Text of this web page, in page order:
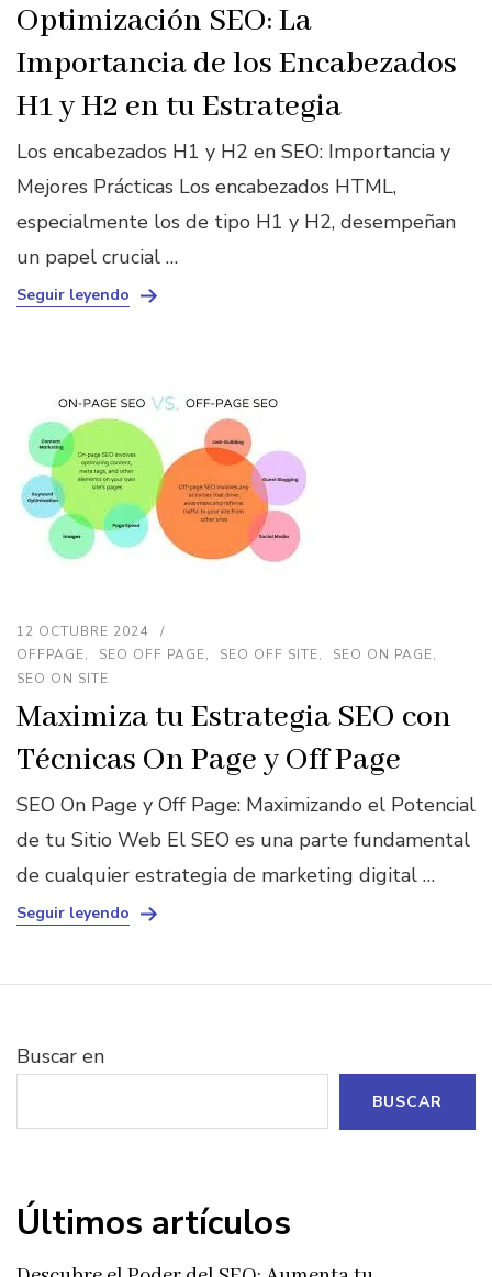
Optimización SEO: La
Importancia de los Encabezados
H1 y H2 en tu Estrategia
Los encabezados H1 y H2 en SEO: Importancia y
Mejores Prácticas Los encabezados HTML,
especialmente los de tipo H1 y H2, desempeñan
un papel crucial …
Seguir leyendo
12 OCTUBRE 2024
OFFPAGE
SEO OFF PAGE SEO OFF SITE
SEO ON PAGE
SEO ON SITE
Maximiza tu Estrategia SEO con
Técnicas On Page y Off Page
SEO On Page y Off Page: Maximizando el Potencial
de tu Sitio Web El SEO es una parte fundamental
de cualquier estrategia de marketing digital …
Seguir leyendo
Buscar en
BUSCAR
Últimos artículos